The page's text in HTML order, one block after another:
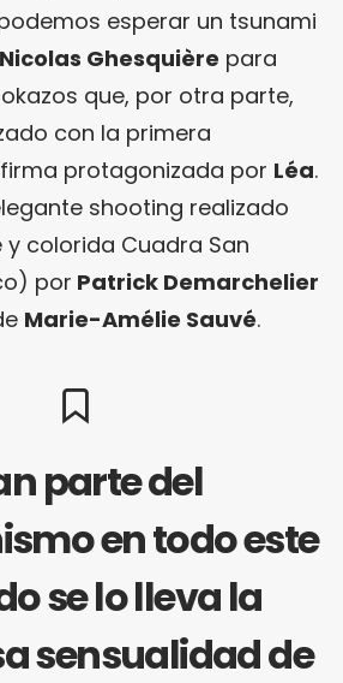
esperar un tsunami
Nicolas Ghesquière para
que, por otra parte,
con la primera
protagonizada por Léa.
shooting realizado
colorida Cuadra San
por Patrick Demarchelier
Marie-Amélie Sauvé.
parte del
en todo este
se lo lleva la
sensualidad de